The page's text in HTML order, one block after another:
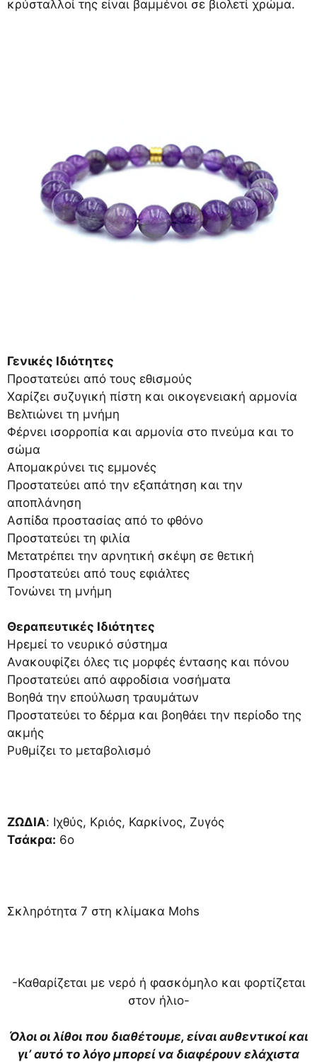
κρύσταλλοί της είναι βαμμένοι σε βιολετί χρώμα.
Γενικές Ιδιότητες
Προστατεύει από τους εθισμούς
Χαρίζει συζυγική πίστη και οικογενειακή αρμονία
Βελτιώνει τη μνήμη
Φέρνει ισορροπία και αρμονία στο πνεύμα και το
σώμα
Απομακρύνει τις εμμονές
Προστατεύει από την εξαπάτηση και την
αποπλάνηση
Ασπίδα προστασίας από το φθόνο
Προστατεύει τη φιλία
Μετατρέπει την αρνητική σκέψη σε θετική
Προστατεύει από τους εφιάλτες
Τονώνει τη μνήμη
Θεραπευτικές Ιδιότητες
Ηρεμεί το νευρικό σύστημα
Ανακουφίζει όλες τις μορφές έντασης και πόνου
Προστατεύει από αφροδίσια νοσήματα
Βοηθά την επούλωση τραυμάτων
Προστατεύει το δέρμα και βοηθάει την περίοδο της
ακμής
Ρυθμίζει το μεταβολισμό
ΖΩΔΙΑ: Ιχθύς, Κριός, Καρκίνος, Ζυγός
Τσάκρα: 6ο
Σκληρότητα 7 στη κλίμακα Mohs
-Καθαρίζεται με νερό ή φασκόμηλο και φορτίζεται
στον ήλιο-
Όλοι οι λίθοι που διαθέτουμε, είναι αυθεντικοί και
γι’ αυτό το λόγο μπορεί να διαφέρουν ελάχιστα